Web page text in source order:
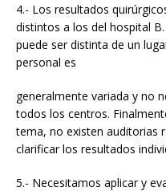
4.- Los resultados
distintos a los del hospital
puede ser distinta de un
personal es
generalmente variada y no
todos los centros.
tema, no existen auditorias
clarificar los resultados
5.- Necesitamos aplicar y